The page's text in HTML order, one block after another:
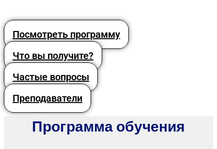
Посмотреть программу
Что вы получите?
Частые вопросы
Преподаватели
Программа обучения